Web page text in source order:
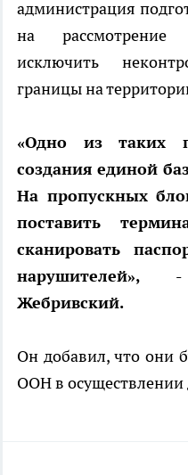
администрация
на рассмотрение
исключить
границы на
«Одно из таких
создания единой
На пропускных
поставить
сканировать
нарушителей»,
Жебривский.
Он добавил, что они
ООН в